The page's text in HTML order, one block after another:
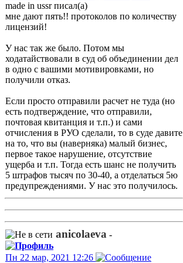
made in ussr писал(а)
мне дают пять!! протоколов по количеству
лицензий!
У нас так же было. Потом мы
ходатайствовали в суд об объединении дел
в одно с вашими мотивировками, но
получили отказ.
Если просто отправили расчет не туда (но
есть подтверждение, что отправили,
почтовая квитанция и т.п.) и сами
отчисления в РУО сделали, то в суде давите
на то, что вы (наверняка) малый бизнес,
первое такое нарушение, отсутствие
ущерба и т.п. Тогда есть шанс не получить
5 штрафов тысяч по 30-40, а отделаться 5ю
предупреждениями. У нас это получилось.
anicolaeva -
Пн 22 мар, 2021 12:26